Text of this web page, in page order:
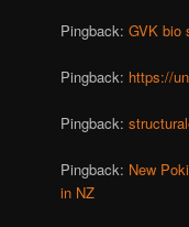
Pingback:GVK bio
Pingback: https://
Pingback:
Pingback: New
in NZ